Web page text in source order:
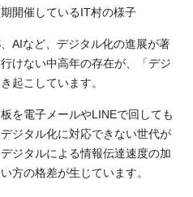
開催しているIT村の様子
AIなど、デジタル化の進展が著
けない中高年の存在が、「デジ
起こしています。
を電子メールやLINEで回しても
ジタル化に対応できない世代が
ジタルによる情報伝達速度の加
方の格差が生じています。